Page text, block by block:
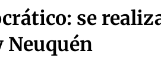
se
Neuquén